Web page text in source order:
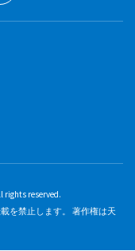
rights reserved.
を禁止します。 著作権は天